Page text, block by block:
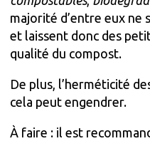
majorité d’entre eux ne
et laissent donc des
qualité du compost.
De plus, l’herméticité
cela peut engendrer.
À faire : il est